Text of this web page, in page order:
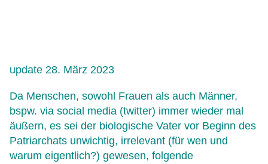
update 28. März 2023
Da Menschen, sowohl Frauen als auch Männer,
bspw. via social media (twitter) immer wieder mal
äußern, es sei der biologische Vater vor Beginn des
Patriarchats unwichtig, irrelevant (für wen und
warum eigentlich?) gewesen, folgende